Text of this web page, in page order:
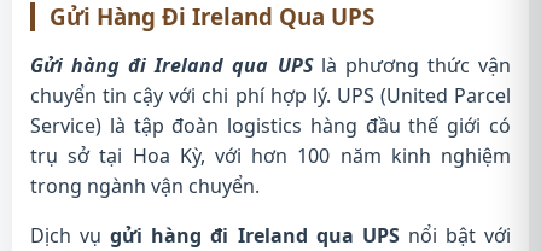
Gửi Hàng Đi Ireland Qua UPS
Gửi hàng đi Ireland qua UPSlà phương thức vận
chuyển tin cậy với chi phí hợp lý. UPS (United Parcel
Service) là tập đoàn logistics hàng đầu thế giới có
trụ sở tại Hoa Kỳ, với hơn 100 năm kinh nghiệm
trong ngành vận chuyển.
Dịch vụgửi hàng đi Ireland qua UPSnổi bật với